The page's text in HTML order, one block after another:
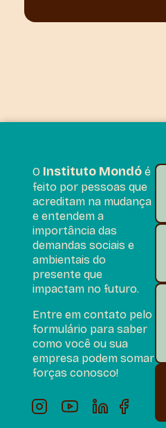
O Instituto Mondó é
feito por pessoas que
acreditam na mudança
e entendem a
importância das
demandas sociais e
ambientais do
presente que
impactam no futuro.
Entre em contato pelo
formulário para saber
como você ou sua
empresa podem somar
forças conosco!